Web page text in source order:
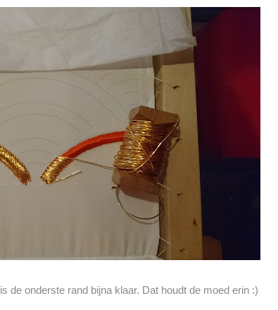
de onderste rand bijna klaar. Dat houdt de moed erin :)